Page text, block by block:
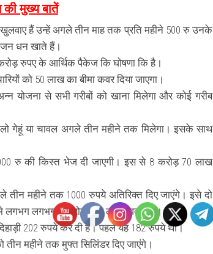
मुख्य बातें
हैं उन्हें अगले तीन माह तक प्रति महीने 500 रु उनके
जन धन खाते हैं।
रुपए के आर्थिक पैकेज कि घोषणा कि है।
को 50 लाख का बीमा कवर दिया जाएगा।
योजना से सभी गरीबों को खाना मिलेगा और कोई गरीब
गेहूं या चावल अगले तीन महीने तक मिलेगा। इसके साथ
रु की किस्त भेज दी जाएगी। इस से 8 करोड़ 70 लाख
तीन महीने तक 1000 रुपये अतिरिक्त दिए जाएंगे। इसे दो
लगभग लगभग 3 करोड़ लोग लाभान्वित होंगे।
202 रुपये कर दी है। पहले यह 182 रुपये थी।
महीने तक मुफ्त सिलिंडर दिए जाएंगे।